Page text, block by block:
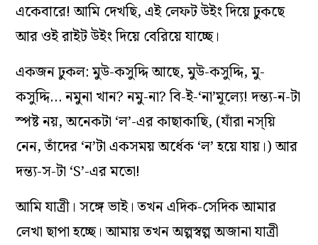
একেবারে! আমি দেখছি, এই লেফট উইং দিয়ে ঢুকছে
আর ওই রাইট উইং দিয়ে বেরিয়ে যাচ্ছে।
একজন ঢুকল: মুউ-কসুদ্দি আছে, মুউ-কসুদ্দি, মু-
কসুদ্দি… নমুনা খান? নমু-না? বি-ই-‘না’মূল্যে! দন্ত্য-ন-টা
স্পষ্ট নয়, অনেকটা ‘ল’-এর কাছাকাছি, (যাঁরা নস্য়ি
নেন, তাঁদের ‘ন’টা একসময় অর্ধেক ‘ল’ হয়ে যায়।) আর
দন্ত্য-স-টা ‘S’-এর মতো!
আমি যাত্রী। সঙ্গে ভাই। তখন এদিক-সেদিক আমার
লেখা ছাপা হচ্ছে। আমায় তখন অল্পস্বল্প অজানা যাত্রী